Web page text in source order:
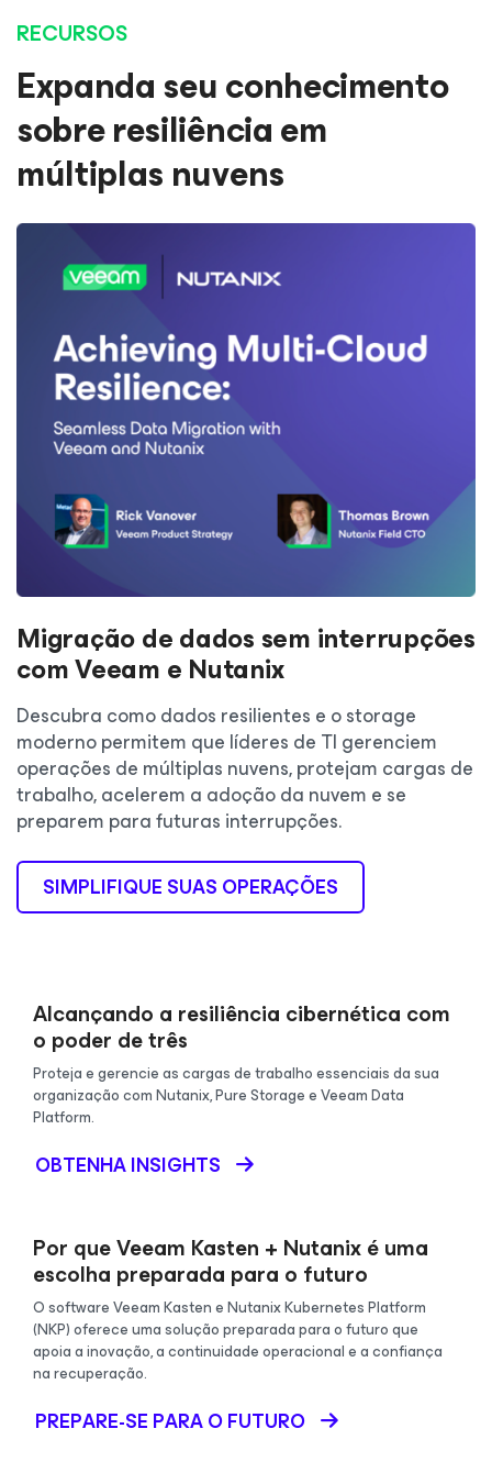
RECURSOS
Expanda seu conhecimento
sobre resiliência em
múltiplas nuvens
Migração de dados sem interrupções
com Veeam e Nutanix
Descubra como dados resilientes e o storage
moderno permitem que líderes de TI gerenciem
operações de múltiplas nuvens, protejam cargas de
trabalho, acelerem a adoção da nuvem e se
preparem para futuras interrupções.
SIMPLIFIQUE SUAS OPERAÇÕES
Alcançando a resiliência cibernética com
o poder de três
Proteja e gerencie as cargas de trabalho essenciais da sua
organização com Nutanix, Pure Storage e Veeam Data
Platform.
OBTENHA INSIGHTS
Por que Veeam Kasten + Nutanix é uma
escolha preparada para o futuro
O software Veeam Kasten e Nutanix Kubernetes Platform
(NKP) oferece uma solução preparada para o futuro que
apoia a inovação, a continuidade operacional e a confiança
na recuperação.
PREPARE-SE PARA O FUTURO